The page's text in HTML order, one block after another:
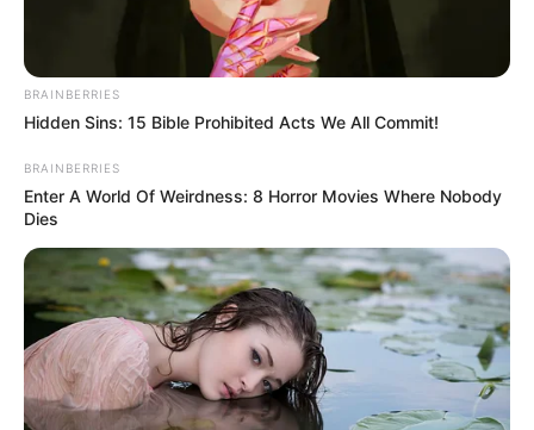
BRAINBERRIES
Hidden Sins: 15 Bible Prohibited Acts We All Commit!
BRAINBERRIES
Enter A World Of Weirdness: 8 Horror Movies Where Nobody
Dies